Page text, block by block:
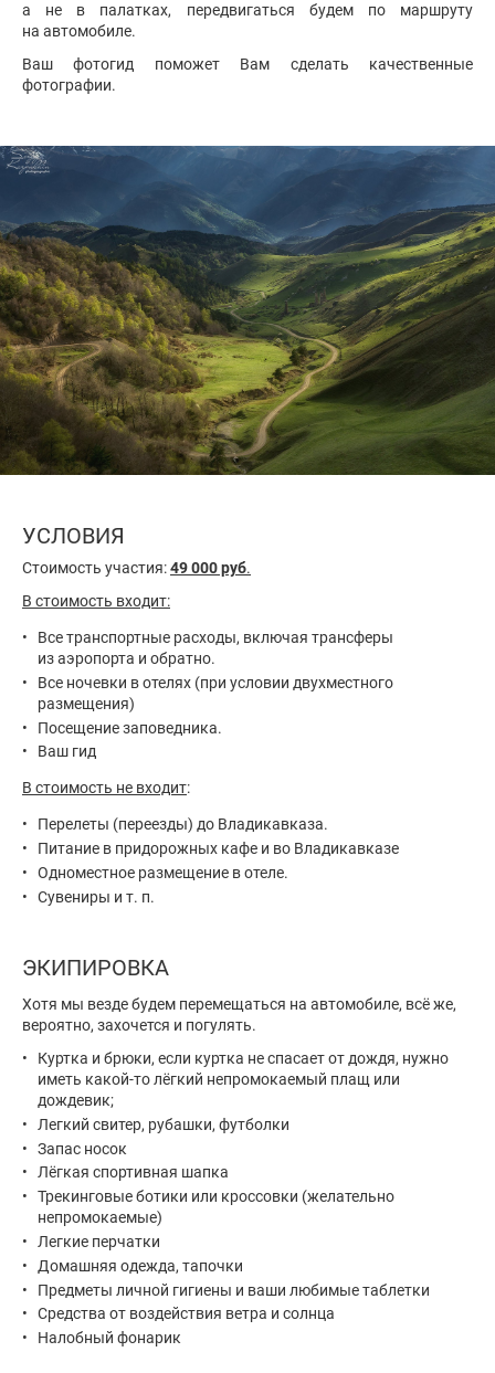
а не в палатках, передвигаться будем по маршруту
на автомобиле.
Ваш фотогид поможет Вам сделать качественные
фотографии.
УСЛОВИЯ
Стоимость участия:49 000 руб.
В стоимость входит:
Все транспортные расходы, включая трансферы
из аэропорта и обратно.
Все ночевки в отелях (при условии двухместного
размещения)
Посещение заповедника.
Ваш гид
В стоимость не входит:
Перелеты (переезды) до Владикавказа.
Питание в придорожных кафе и во Владикавказе
Одноместное размещение в отеле.
Сувениры и т. п.
ЭКИПИРОВКА
Хотя мы везде будем перемещаться на автомобиле, всё же,
вероятно, захочется и погулять.
Куртка и брюки, если куртка не спасает от дождя, нужно
иметь какой-то лёгкий непромокаемый плащ или
дождевик;
Легкий свитер, рубашки, футболки
Запас носок
Лёгкая спортивная шапка
Трекинговые ботики или кроссовки (желательно
непромокаемые)
Легкие перчатки
Домашняя одежда, тапочки
Предметы личной гигиены и ваши любимые таблетки
Средства от воздействия ветра и солнца
Налобный фонарик